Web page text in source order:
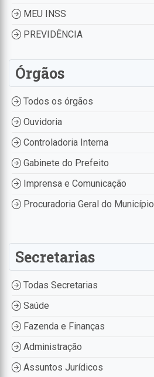
MEU INSS
PREVIDÊNCIA
Órgãos
Todos os órgãos
Ouvidoria
Controladoria Interna
Gabinete do Prefeito
Imprensa e Comunicação
Procuradoria Geral do Município
Secretarias
Todas Secretarias
Saúde
Fazenda e Finanças
Administração
Assuntos Jurídicos